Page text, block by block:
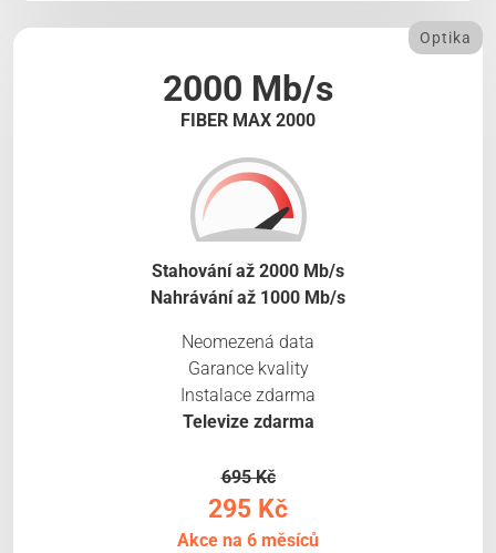
2000 Mb/s
FIBER MAX 2000
Optika
Stahování až 2000 Mb/s
Nahrávání až 1000 Mb/s
Neomezená data
Garance kvality
Instalace zdarma
Televize zdarma
695 Kč
295 Kč
Akce na 6 měsíců